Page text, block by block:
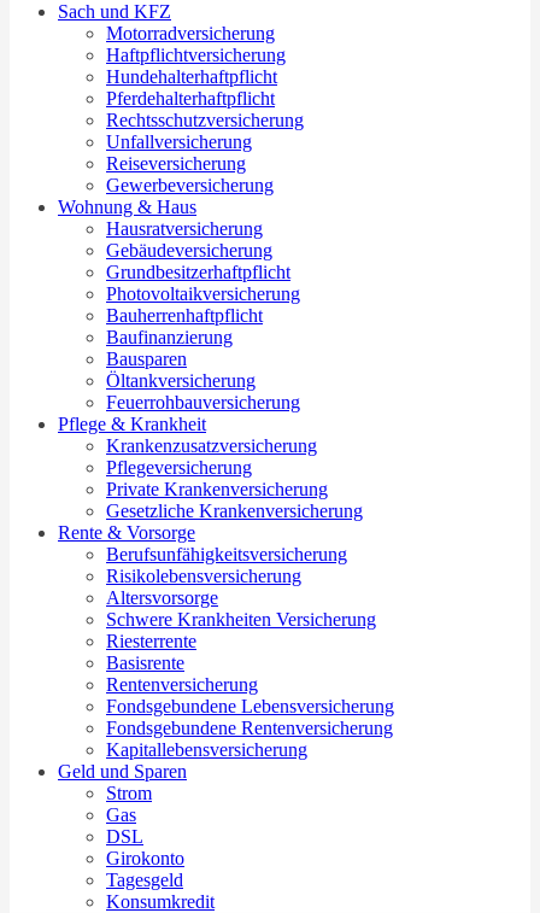
Sach und KFZ
Motorradversicherung
Haftpflichtversicherung
Hundehalterhaftpflicht
Pferdehalterhaftpflicht
Rechtsschutzversicherung
Unfallversicherung
Reiseversicherung
Gewerbeversicherung
Wohnung & Haus
Hausratversicherung
Gebäudeversicherung
Grundbesitzerhaftpflicht
Photovoltaikversicherung
Bauherrenhaftpflicht
Baufinanzierung
Bausparen
Öltankversicherung
Feuerrohbauversicherung
Pflege & Krankheit
Krankenzusatzversicherung
Pflegeversicherung
Private Krankenversicherung
Gesetzliche Krankenversicherung
Rente & Vorsorge
Berufs­unfähigkeitsversicherung
Risikolebensversicherung
Altersvorsorge
Schwere Krankheiten Versicherung
Riesterrente
Basisrente
Rentenversicherung
Fondsgebundene Lebensversicherung
Fondsgebundene Rentenversicherung
Kapitallebensversicherung
Geld und Sparen
Strom
Gas
DSL
Girokonto
Tagesgeld
Konsumkredit